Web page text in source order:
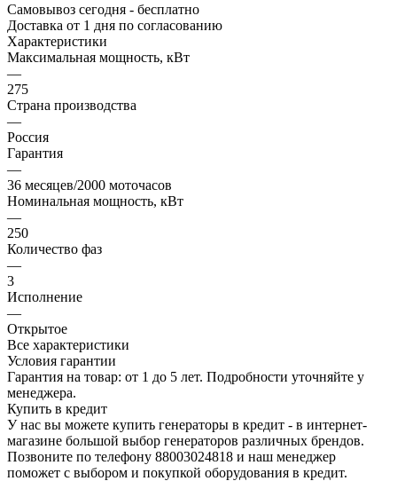
Самовывоз сегодня - бесплатно
Доставка от 1 дня по согласованию
Характеристики
Максимальная мощность, кВт
—
275
Страна производства
—
Россия
Гарантия
—
36 месяцев/2000 моточасов
Номинальная мощность, кВт
—
250
Количество фаз
—
3
Исполнение
—
Открытое
Все характеристики
Условия гарантии
Гарантия на товар: от 1 до 5 лет. Подробности уточняйте у
менеджера.
Купить в кредит
У нас вы можете купить генераторы в кредит - в интернет-
магазине большой выбор генераторов различных брендов.
Позвоните по телефону 88003024818 и наш менеджер
поможет с выбором и покупкой оборудования в кредит.